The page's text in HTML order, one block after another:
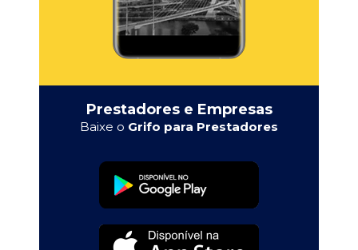
Prestadores e Empresas
Baixe o Grifo para Prestadores